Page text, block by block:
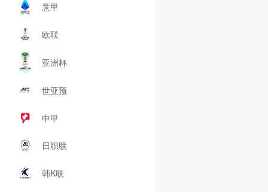
意甲
欧联
亚洲杯
世亚预
中甲
日职联
韩K联